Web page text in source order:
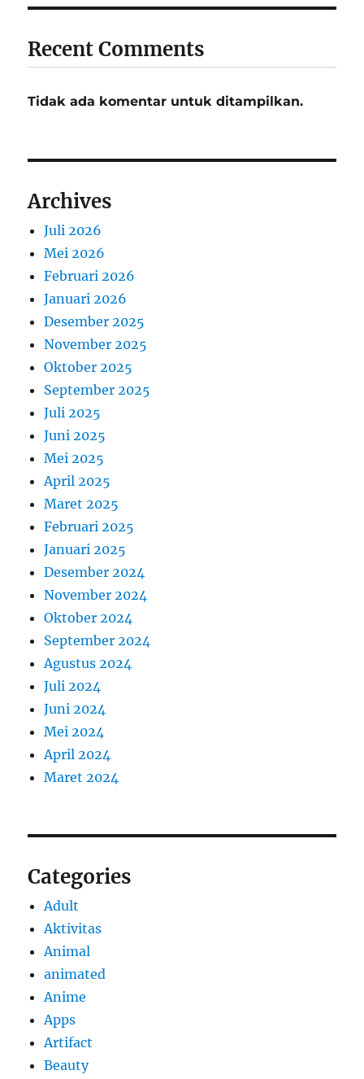
Recent Comments
Tidak ada komentar untuk ditampilkan.
Archives
Juli 2026
Mei 2026
Februari 2026
Januari 2026
Desember 2025
November 2025
Oktober 2025
September 2025
Juli 2025
Juni 2025
Mei 2025
April 2025
Maret 2025
Februari 2025
Januari 2025
Desember 2024
November 2024
Oktober 2024
September 2024
Agustus 2024
Juli 2024
Juni 2024
Mei 2024
April 2024
Maret 2024
Categories
Adult
Aktivitas
Animal
animated
Anime
Apps
Artifact
Beauty